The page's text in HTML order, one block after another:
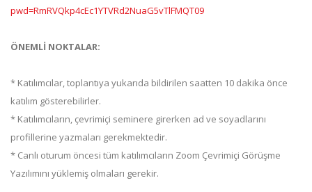
pwd=RmRVQkp4cEc1YTVRd2NuaG5vTlFMQT09
ÖNEMLİ NOKTALAR:
* Katılımcılar, toplantıya yukarıda bildirilen saatten 10 dakika önce
katılım gösterebilirler.
* Katılımcıların, çevrimiçi seminere girerken ad ve soyadlarını
profillerine yazmaları gerekmektedir.
* Canlı oturum öncesi tüm katılımcıların Zoom Çevrimiçi Görüşme
Yazılımını yüklemiş olmaları gerekir.